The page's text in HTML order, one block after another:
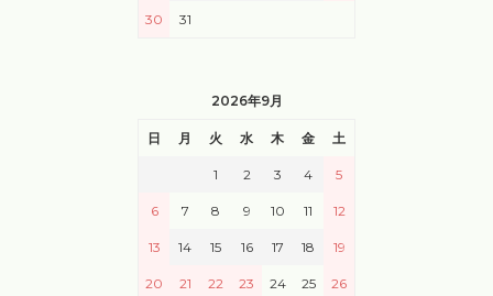
30 31
2026年9月
日 月 火 水 木 金 土
1 2 3 4 5
6 7 8 9 10 11 12
13 14 15 16 17 18 19
20 21 22 23 24 25 26